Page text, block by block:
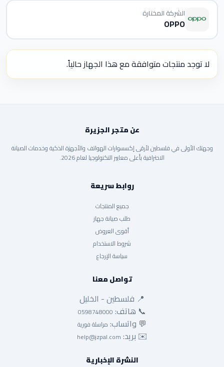
الشركة المختارة
OPPO
لا توجد منتجات متوافقة مع هذا الجهاز حالياً.
عن متجر الجزيرة
وجهتك الأولى في فلسطين لأرقى إكسسوارات الهواتف والأجهزة الذكية وخدمات الصيانة
الاحترافية بأعلى معايير التكنولوجيا لعام 2026.
روابط سريعة
جميع المنتجات
طلب صيانة جهاز
أقوى العروض
شروط الاستخدام
سياسة الإرجاع
تواصل معنا
📍 فلسطين - الخليل
📞 هاتف: 0598748000
💬 واتساب: مراسلة فورية
✉️ بريد: help@jzpal.com
النشرة الإخبارية